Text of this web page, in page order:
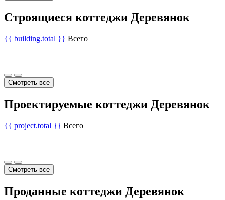
Строящиеся коттеджи Деревянок
{{ building.total }} Всего
Смотреть все
Проектируемые коттеджи Деревянок
{{ project.total }} Всего
Смотреть все
Проданные коттеджи Деревянок